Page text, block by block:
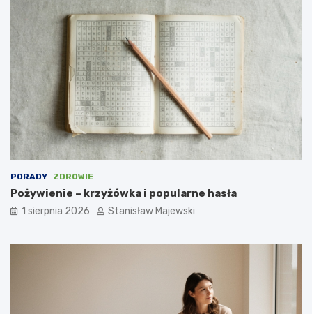
PORADY ZDROWIE
Pożywienie – krzyżówka i popularne hasła
1 sierpnia 2026 Stanisław Majewski